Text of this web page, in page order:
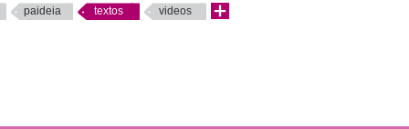
paideia textos videos